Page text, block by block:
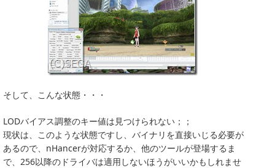
そして、こんな状態・・・
LODバイアス調整のキー値は見つけられない；；
現状は、このような状態ですし、バイナリを直接いじる必要が
あるので、nHancerが対応するか、他のツールが登場するま
で、256以降のドライバは適用しないほうがいいかもしれませ